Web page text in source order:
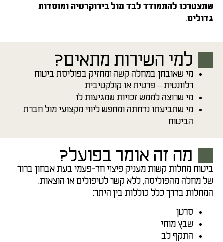
שתצטרכו להתמודד לבד מול בירוקרטיה ומוסדות
גדולים.
למי השירות מתאים?
מי שאובחן במחלה קשה ומחזיק בפוליסת ביטוח
רלוונטית – פרטית או קולקטיבית
מי שרוצה לממש זכויות שמגיעות לו
מי שתביעתו נדחתה ומחפש ליווי מקצועי מול חברת
הביטוח
מה זה אומר בפועל?
ביטוח מחלות קשות מעניק פיצוי חד-פעמי בעת אבחון ברור
של מחלה מהפוליסה, ללא קשר לטיפולים או הוצאות.
המחלות בדרך כלל כוללות בין היתר:
סרטן
שבץ מוחי
התקף לב